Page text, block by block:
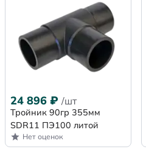
24 896 ₽ /шт
Тройник 90гр 355мм
SDR11 ПЭ100 литой
Нет оценок